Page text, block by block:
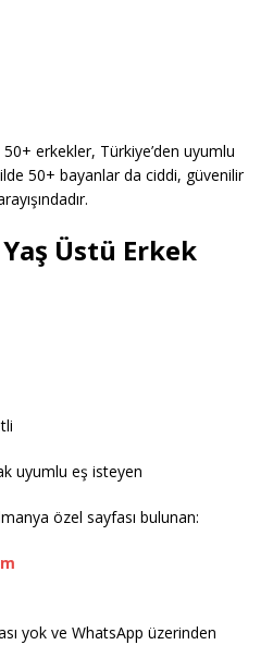
erkekler, Türkiye’den uyumlu
50+ bayanlar da ciddi, güvenilir
Üstü Erkek
uyumlu eş isteyen
özel sayfası bulunan:
yok ve WhatsApp üzerinden